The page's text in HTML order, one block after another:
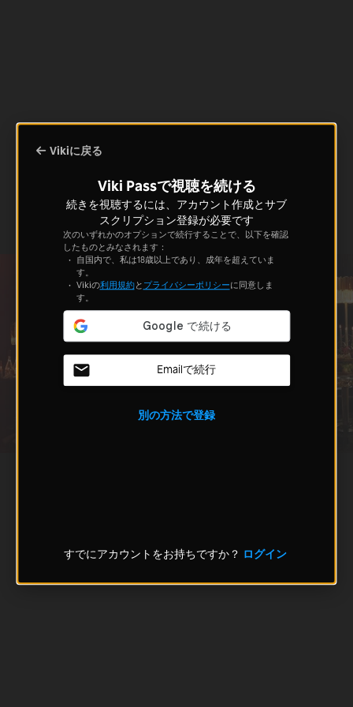
Vikiに戻る
Viki Passで視聴を続ける
続きを視聴するには、アカウント作成とサブ
スクリプション登録が必要です
次のいずれかのオプションで続行することで、以下を確認
したものとみなされます：
自国内で、私は18歳以上であり、成年を超えていま
す。
Vikiの利用規約と プライバシーポリシーに同意しま
す。
Emailで続行
別の方法で登録
すでにアカウントをお持ちですか？ ログイン